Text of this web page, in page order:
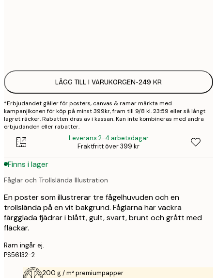
LÄGG TILL I VARUKORGEN-249 KR
*Erbjudandet gäller för posters, canvas & ramar märkta med
kampanjikonen för köp på minst 399kr, fram till 9/8 kl. 23:59 eller så långt
lagret räcker. Rabatten dras av i kassan. Kan inte kombineras med andra
erbjudanden eller rabatter.
Leverans 2-4 arbetsdagar
Fraktfritt över 399 kr
Finns i lager
Fåglar och Trollslända Illustration
En poster som illustrerar tre fågelhuvuden och en
trollslända på en vit bakgrund. Fåglarna har vackra
färgglada fjädrar i blått, gult, svart, brunt och grått med
fläckar.
Ram ingår ej.
PS56132-2
200 g / m² premiumpapper